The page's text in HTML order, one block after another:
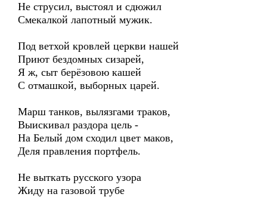
Не струсил, выстоял и сдюжил
Смекалкой лапотный мужик.
Под ветхой кровлей церкви нашей
Приют бездомных сизарей,
Я ж, сыт берёзовою кашей
С отмашкой, выборных царей.
Марш танков, вылязгами траков,
Выискивал раздора цель -
На Белый дом сходил цвет маков,
Деля правления портфель.
Не выткать русского узора
Жиду на газовой трубе